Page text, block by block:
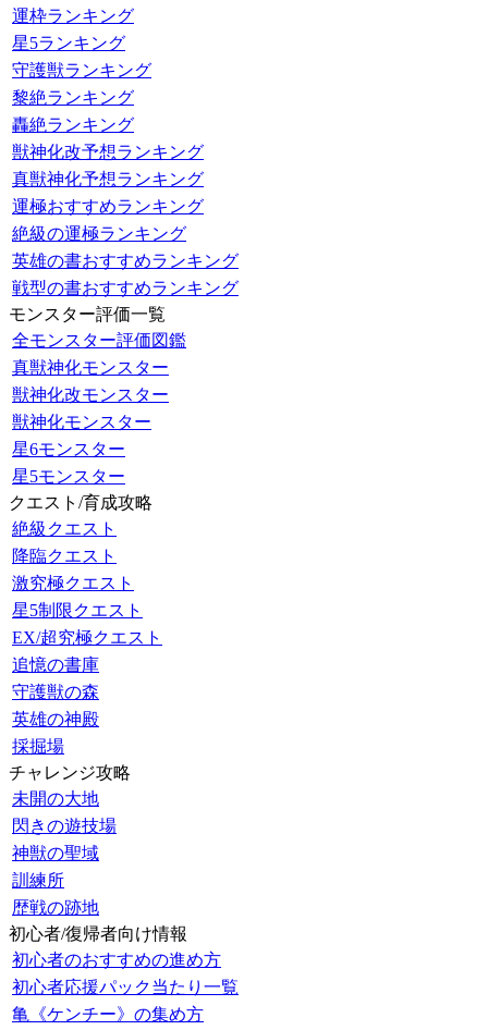
運枠ランキング
星5ランキング
守護獣ランキング
黎絶ランキング
轟絶ランキング
獣神化改予想ランキング
真獣神化予想ランキング
運極おすすめランキング
絶級の運極ランキング
英雄の書おすすめランキング
戦型の書おすすめランキング
モンスター評価一覧
全モンスター評価図鑑
真獣神化モンスター
獣神化改モンスター
獣神化モンスター
星6モンスター
星5モンスター
クエスト/育成攻略
絶級クエスト
降臨クエスト
激究極クエスト
星5制限クエスト
EX/超究極クエスト
追憶の書庫
守護獣の森
英雄の神殿
採掘場
チャレンジ攻略
未開の大地
閃きの遊技場
神獣の聖域
訓練所
歴戦の跡地
初心者/復帰者向け情報
初心者のおすすめの進め方
初心者応援パック当たり一覧
亀《ケンチー》の集め方